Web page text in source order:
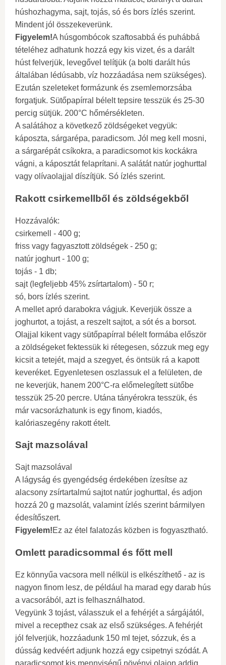
húshozhagyma, sajt, tojás, só és bors ízlés szerint.
Mindent jól összekeverünk.
Figyelem!A húsgombócok szaftosabbá és puhábbá
tételéhez adhatunk hozzá egy kis vizet, és a darált
húst felverjük, levegővel telítjük (a bolti darált hús
általában lédúsabb, víz hozzáadása nem szükséges).
Ezután szeleteket formázunk és zsemlemorzsába
forgatjuk. Sütőpapírral bélelt tepsire tesszük és 25-30
percig sütjük. 200°C hőmérsékleten.
A salátához a következő zöldségeket vegyük:
káposzta, sárgarépa, paradicsom. Jól meg kell mosni,
a sárgarépát csíkokra, a paradicsomot kis kockákra
vágni, a káposztát felaprítani. A salátát natúr joghurttal
vagy olívaolajjal díszítjük. Só ízlés szerint.
Rakott csirkemellből és zöldségekből
Hozzávalók:
csirkemell - 400 g;
friss vagy fagyasztott zöldségek - 250 g;
natúr joghurt - 100 g;
tojás - 1 db;
sajt (legfeljebb 45% zsírtartalom) - 50 r;
só, bors ízlés szerint.
A mellet apró darabokra vágjuk. Keverjük össze a
joghurtot, a tojást, a reszelt sajtot, a sót és a borsot.
Olajjal kikent vagy sütőpapírral bélelt formába először
a zöldségeket fektessük ki rétegesen, sózzuk meg egy
kicsit a tetejét, majd a szegyet, és öntsük rá a kapott
keveréket. Egyenletesen oszlassuk el a felületen, de
ne keverjük, hanem 200°C-ra előmelegített sütőbe
tesszük 25-20 percre. Utána tányérokra tesszük, és
már vacsorázhatunk is egy finom, kiadós,
kalóriaszegény rakott ételt.
Sajt mazsolával
Sajt mazsolával
A lágyság és gyengédség érdekében ízesítse az
alacsony zsírtartalmú sajtot natúr joghurttal, és adjon
hozzá 20 g mazsolát, valamint ízlés szerint bármilyen
édesítőszert.
Figyelem!Ez az étel falatozás közben is fogyasztható.
Omlett paradicsommal és főtt mell
Ez könnyűa vacsora mell nélkül is elkészíthető - az is
nagyon finom lesz, de például ha marad egy darab hús
a vacsorából, azt is felhasználhatod.
Vegyünk 3 tojást, válasszuk el a fehérjét a sárgájától,
mivel a recepthez csak az első szükséges. A fehérjét
jól felverjük, hozzáadunk 150 ml tejet, sózzuk, és a
dússág kedvéért adjunk hozzá egy csipetnyi szódát. A
paradicsomot kis mennyiségű növényi olajon addig